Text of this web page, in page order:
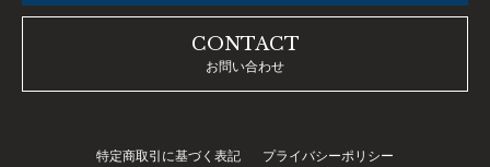
CONTACT
お問い合わせ
特定商取引に基づく表記 プライバシーポリシー